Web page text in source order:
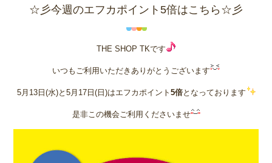
☆彡今週のエフカポイント5倍はこちら☆彡
THE SHOP TKです
いつもご利用いただきありがとうございます
5月13日(水)と5月17日(日)はエフカポイント 5倍となっております
是非この機会ご利用くださいませ